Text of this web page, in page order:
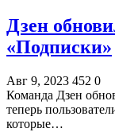
Дзен
«Подписки»
Авг 9, 2023 452 0
Команда Дзен
теперь
которые…